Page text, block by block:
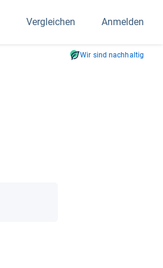
Vergleichen Anmelden
Wir sind nachhaltig